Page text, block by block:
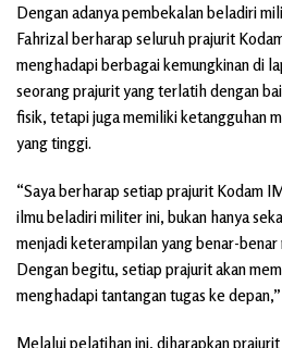
Dengan adanya pembekalan beladiri
Fahrizal berharap seluruh prajurit
menghadapi berbagai kemungkinan di
seorang prajurit yang terlatih dengan
fisik, tetapi juga memiliki ketangguhan
yang tinggi.
“Saya berharap setiap prajurit Kodam
ilmu beladiri militer ini, bukan hanya
menjadi keterampilan yang benar-
Dengan begitu, setiap prajurit akan
menghadapi tantangan tugas ke
Melalui pelatihan ini, diharapkan